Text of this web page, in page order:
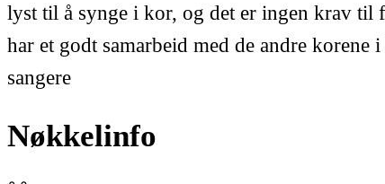
lyst til å synge i kor, og det er ingen krav
har et godt samarbeid med de andre
sangere
Nøkkelinfo